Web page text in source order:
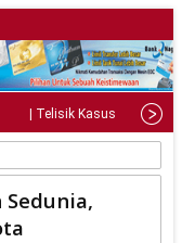
| Telisik Kasus |